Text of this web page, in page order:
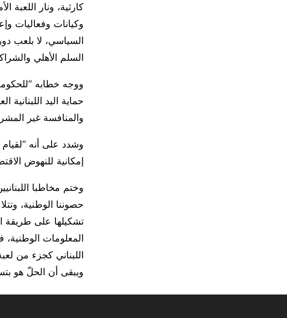
كارثية، ونار اللعبة
وكيانات وفعاليات
السياسي، لا بلعب
السلم الأهلي
ووجه خطابه
حماية اليد
والمنافسة غير
وشدد على أنه
إمكانية للنهوض
وختم مخاطبا
حصوننا الوطنية،
تشكيلها على طريقة
المعلومات الوطنية،
اللبناني كجزء من
ويبقى أن الحلّ هو